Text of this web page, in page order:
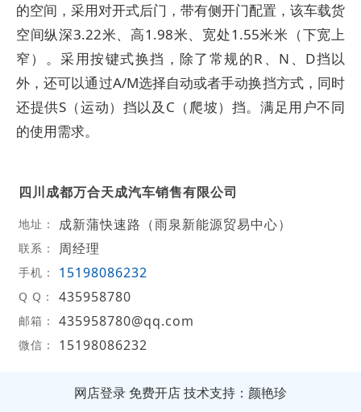
的空间，采用对开式后门，带有侧开门配置，该车载货
空间纵深3.22米、高1.98米、宽处1.55米米（下宽上
窄）。采用按键式换挡，除了常规的R、N、D挡以
外，还可以通过A/M选择自动或者手动换挡方式，同时
还提供S（运动）挡以及C（爬坡）挡。满足用户不同
的使用需求。
四川成都万合天成汽车销售有限公司
地址： 成新蒲快速路（雨泉新能源贸易中心）
联系： 周经理
手机： 15198086232
Q Q： 435958780
邮箱： 435958780@qq.com
微信： 15198086232
网店登录 免费开店技术支持：颜艳珍